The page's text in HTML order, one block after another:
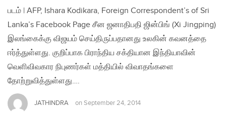
படம் | AFP, Ishara Kodikara, Foreign Correspondent’s of Sri
Lanka’s Facebook Page சீன ஜனாதிபதி ஜின்பிங் (Xi Jingping)
இலங்கைக்கு விஜயம் செய்திருப்பதானது உலகின் கவனத்தை
ஈர்த்துள்ளது. குறிப்பாக பிராந்திய சக்தியான இந்தியாவின்
வெளிவிவகார நிபுணர்கள் மத்தியில் விவாதங்களை
தோற்றுவித்துள்ளது….
JATHINDRA on September 24, 2014